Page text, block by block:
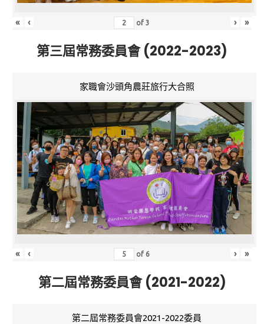
« ‹ of3 › »
第三屆常務委員會 (2022-2023)
家職會沙頭角農莊旅行大合照
« ‹ of 6 › »
第二屆常務委員會 (2021-2022)
第二屆常務委員會2021-2022委員